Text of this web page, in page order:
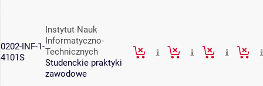
0202-INF-1-
4101S
Instytut Nauk
Informatyczno-
Technicznych
Studenckie praktyki
zawodowe